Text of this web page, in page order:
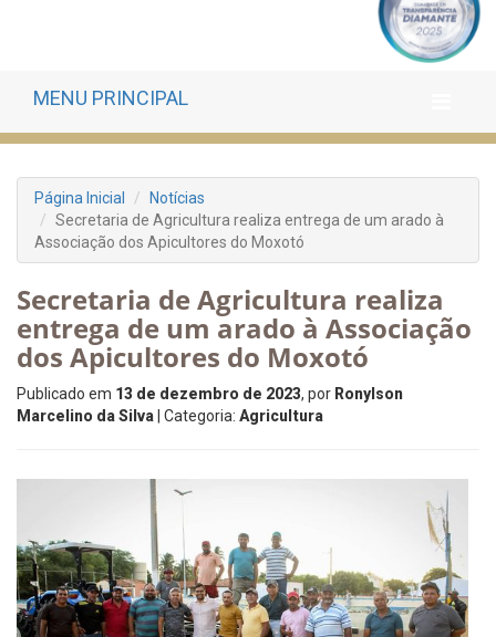
MENU PRINCIPAL
Página Inicial
Notícias
Secretaria de Agricultura realiza entrega de um arado à
Associação dos Apicultores do Moxotó
Secretaria de Agricultura realiza
entrega de um arado à Associação
dos Apicultores do Moxotó
Publicado em 13 de dezembro de 2023, por Ronylson
Marcelino da Silva | Categoria: Agricultura